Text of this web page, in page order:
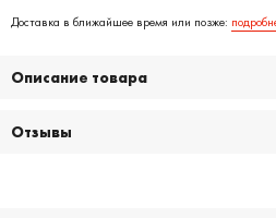
Доставка в ближайшее время или позже:
Описание товара
Отзывы